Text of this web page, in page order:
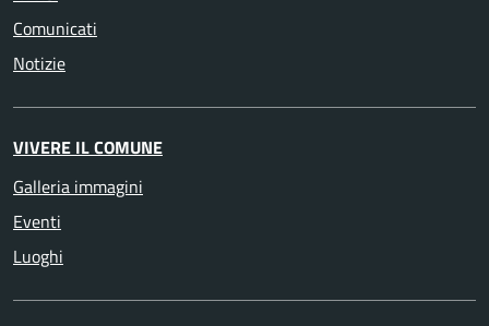
Comunicati
Notizie
VIVERE IL COMUNE
Galleria immagini
Eventi
Luoghi